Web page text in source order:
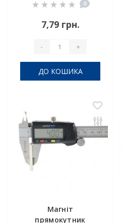
0
7,79 грн.
- +
ДО КОШИКА
Магніт
прямокутник